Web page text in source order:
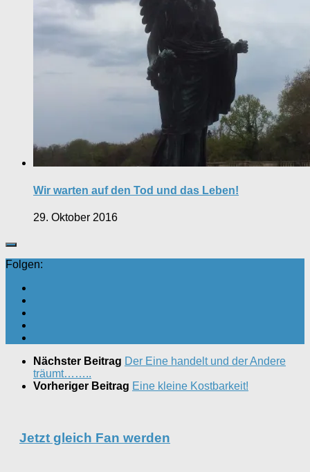
Wir warten auf den Tod und das Leben!
29. Oktober 2016
Folgen:
Nächster Beitrag Der Eine handelt und der Andere
träumt……..
Vorheriger Beitrag Eine kleine Kostbarkeit!
Jetzt gleich Fan werden